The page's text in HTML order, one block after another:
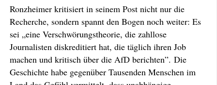
Ronzheimer kritisiert in seinem Post nicht nur die
Recherche, sondern spannt den Bogen noch weiter: Es
sei „eine Verschwörungstheorie, die zahllose
Journalisten diskreditiert hat, die täglich ihren Job
machen und kritisch über die AfD berichten”. Die
Geschichte habe gegenüber Tausenden Menschen im